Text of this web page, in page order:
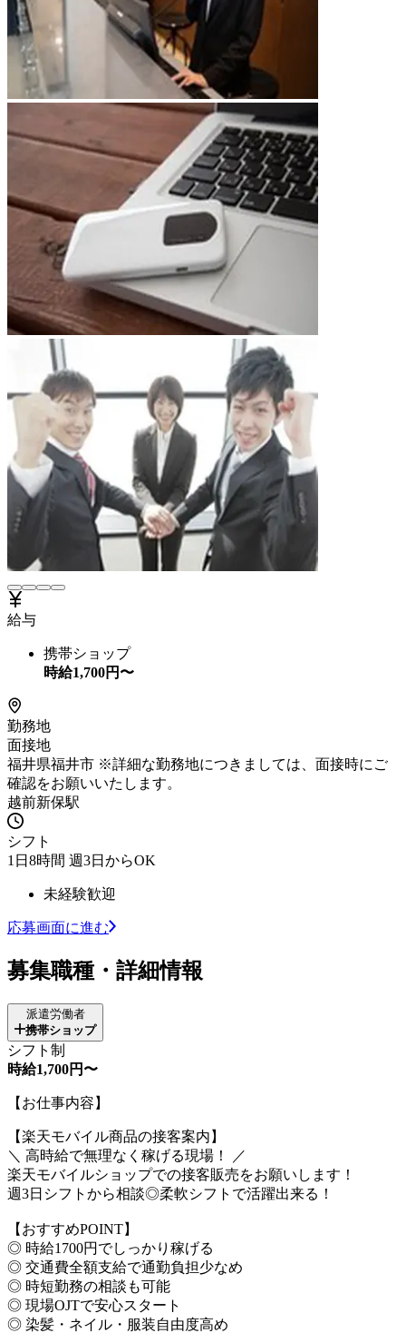
給与
携帯ショップ
時給1,700円〜
勤務地
面接地
福井県福井市 ※詳細な勤務地につきましては、面接時にご
確認をお願いいたします。
越前新保駅
シフト
1日8時間 週3日からOK
未経験歓迎
応募画面に進む
募集職種・詳細情報
派遣労働者
携帯ショップ
シフト制
時給1,700円〜
【お仕事内容】
【楽天モバイル商品の接客案内】
＼ 高時給で無理なく稼げる現場！ ／
楽天モバイルショップでの接客販売をお願いします！
週3日シフトから相談◎柔軟シフトで活躍出来る！
【おすすめPOINT】
◎ 時給1700円でしっかり稼げる
◎ 交通費全額支給で通勤負担少なめ
◎ 時短勤務の相談も可能
◎ 現場OJTで安心スタート
◎ 染髪・ネイル・服装自由度高め